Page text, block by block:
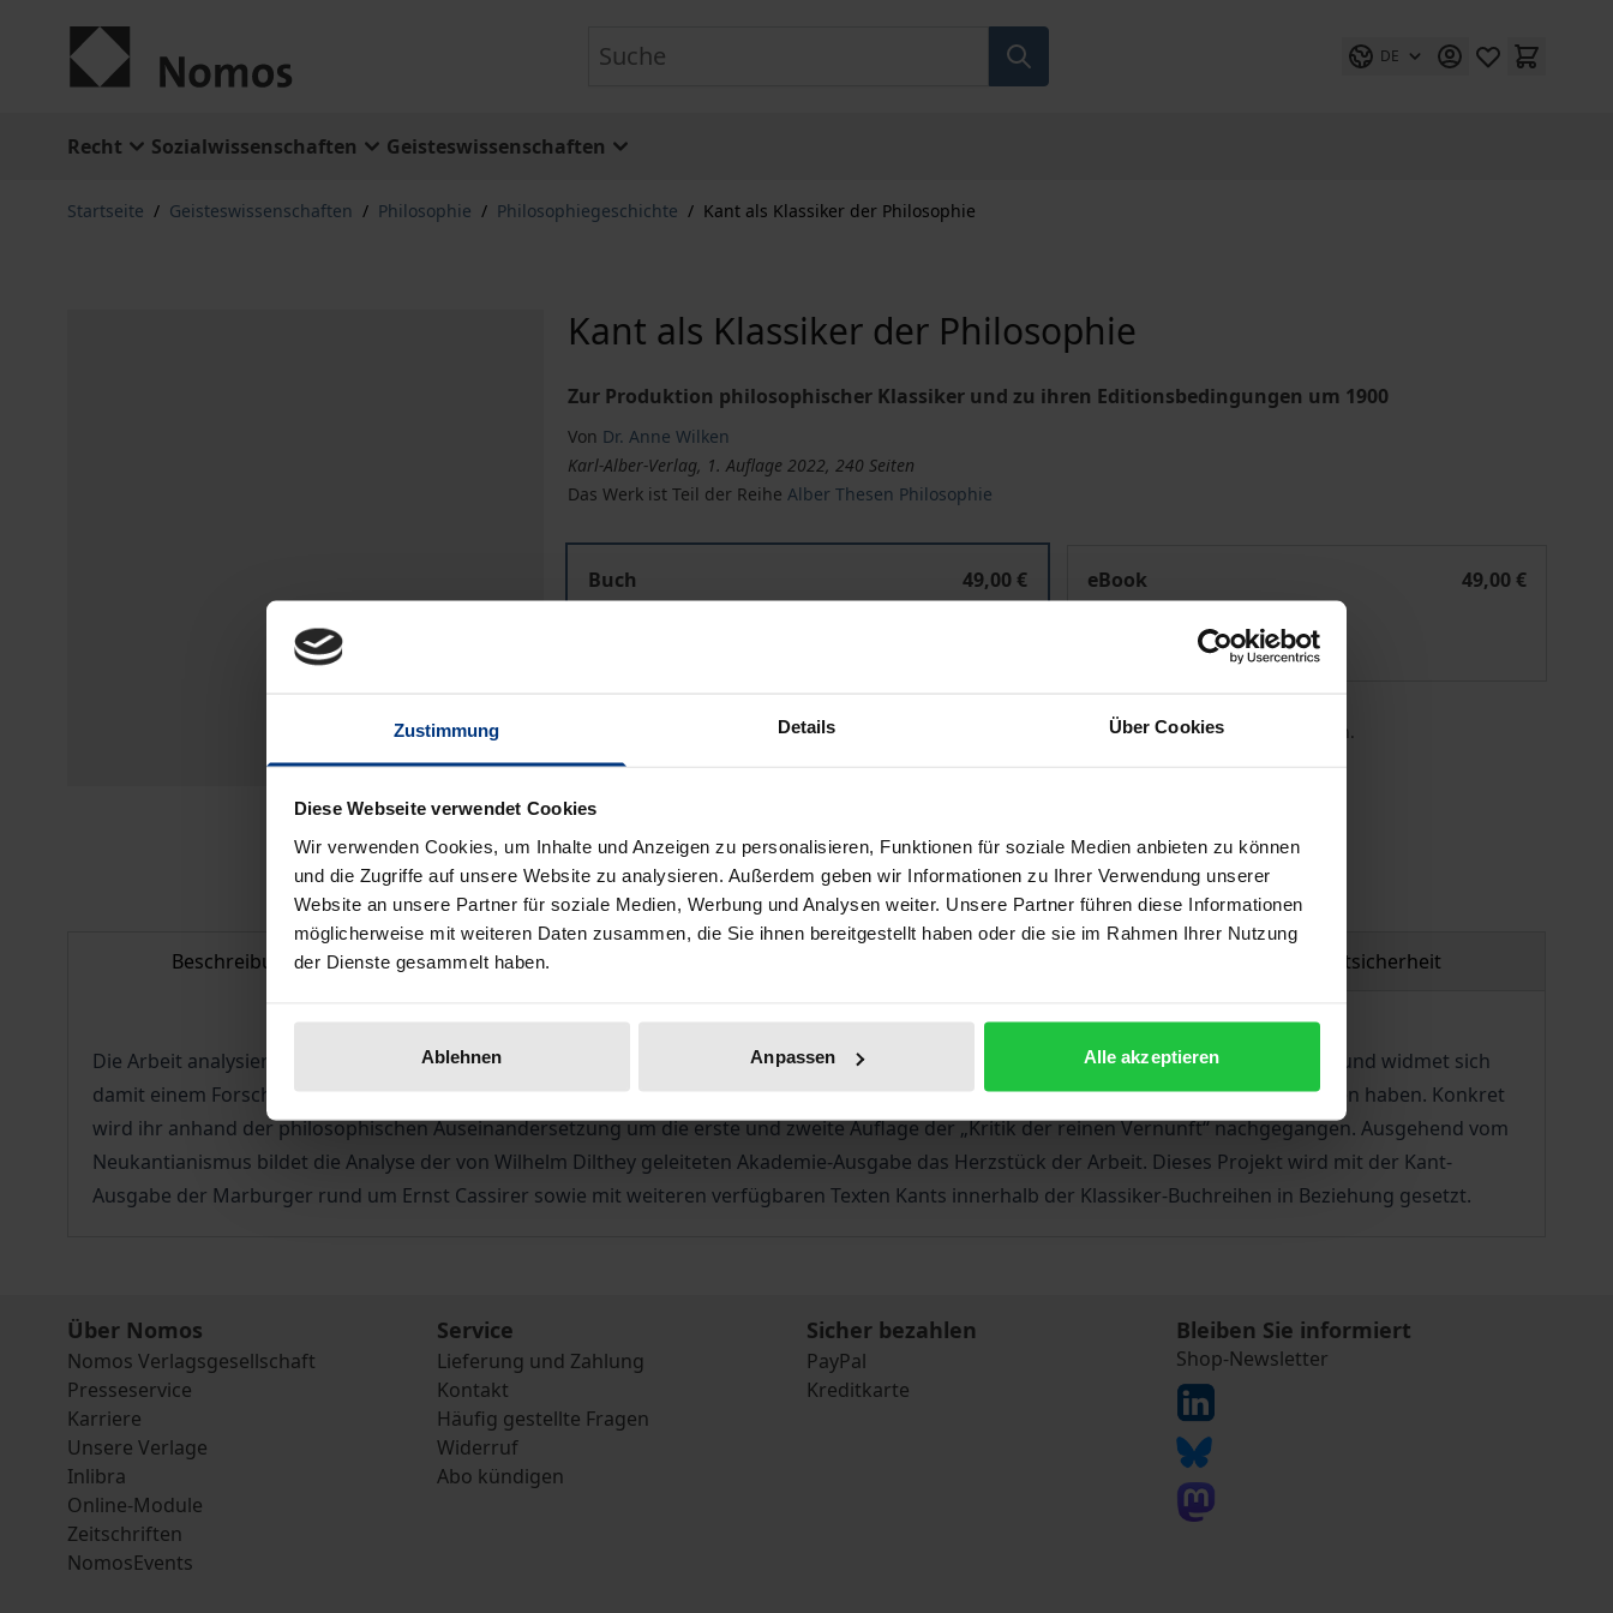
Zustimmung Details Über Cookies
Diese Webseite verwendet Cookies
Wir verwenden Cookies, um Inhalte und Anzeigen zu personalisieren, Funktionen für soziale Medien anbieten zu können
und die Zugriffe auf unsere Website zu analysieren. Außerdem geben wir Informationen zu Ihrer Verwendung unserer
Website an unsere Partner für soziale Medien, Werbung und Analysen weiter. Unsere Partner führen diese Informationen
möglicherweise mit weiteren Daten zusammen, die Sie ihnen bereitgestellt haben oder die sie im Rahmen Ihrer Nutzung
der Dienste gesammelt haben.
Ablehnen Anpassen Alle akzeptieren
DE
Recht Sozialwissenschaften Geisteswissenschaften
Startseite / Geisteswissenschaften / Philosophie / Philosophiegeschichte / Kant als Klassiker der Philosophie
Kant als Klassiker der Philosophie
Zur Produktion philosophischer Klassiker und zu ihren Editionsbedingungen um 1900
Von Dr. Anne Wilken
Karl-Alber-Verlag, 1. Auflage 2022, 240 Seiten
Das Werk ist Teil der ReiheAlber Thesen Philosophie
Buch
49,00 €
eBook
49,00 €
Preisangaben inkl. MwSt. Abhängig von der Lieferadresse kann die MwSt. an der Kasse variieren.
Hinweise zu Versandkosten
Beschreibung Bibliografische Angaben Produktsicherheit
Die Arbeit analysiert das Wechselverhältnis von Kanonbildung und Editionspraxis am Beispiel der Akademie-Ausgabe von Kants Schriften und widmet sich
damit einem Forschungsdesiderat. Im Mittelpunkt steht die Frage, ob innerphilosophische Diskurse Eingang in die Editionspraxis gefunden haben. Konkret
wird ihr anhand der philosophischen Auseinandersetzung um die erste und zweite Auflage der „Kritik der reinen Vernunft“ nachgegangen. Ausgehend vom
Neukantianismus bildet die Analyse der von Wilhelm Dilthey geleiteten Akademie-Ausgabe das Herzstück der Arbeit. Dieses Projekt wird mit der Kant-
Ausgabe der Marburger rund um Ernst Cassirer sowie mit weiteren verfügbaren Texten Kants innerhalb der Klassiker-Buchreihen in Beziehung gesetzt.
Über Nomos
Nomos Verlagsgesellschaft
Presseservice
Karriere
Unsere Verlage
Inlibra
Online-Module
Zeitschriften
NomosEvents
Service
Lieferung und Zahlung
Kontakt
Häufig gestellte Fragen
Widerruf
Abo kündigen
Sicher bezahlen
PayPal
Kreditkarte
Bleiben Sie informiert
Shop-Newsletter